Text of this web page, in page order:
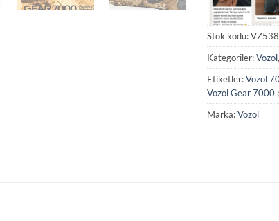
Stok kodu:
Kategoriler:Vozol,
Etiketler:Vozol
Vozol Gear 7000
Marka:Vozol